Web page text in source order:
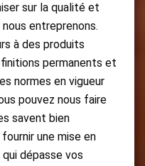
sur la qualité et
entreprenons.
à des produits
permanents et
normes en vigueur
pouvez nous faire
savent bien
une mise en
dépasse vos